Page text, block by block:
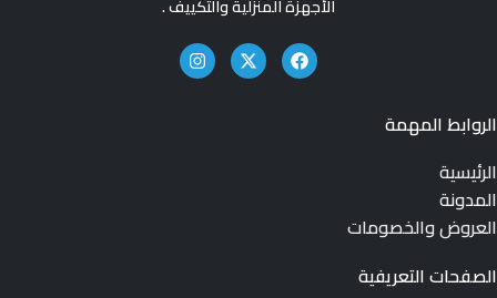
الأجهزة المنزلية والتكييف .
الروابط المهمة
الرئيسية
المدونة
العروض والخصومات
الصفحات التعريفية